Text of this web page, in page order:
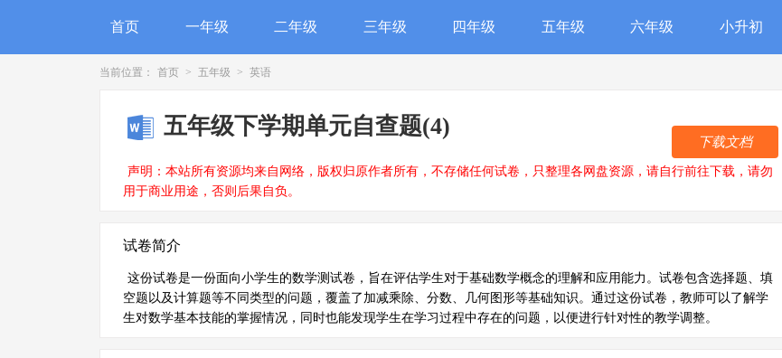
首页 一年级 二年级 三年级 四年级 五年级 六年级 小升初
当前位置： 首页 > 五年级 > 英语
五年级下学期单元自查题(4)
声明：本站所有资源均来自网络，版权归原作者所有，不存储任何试卷，只整理各网盘资源，请自行前往下载，请勿
用于商业用途，否则后果自负。
下载文档
试卷简介
这份试卷是一份面向小学生的数学测试卷，旨在评估学生对于基础数学概念的理解和应用能力。试卷包含选择题、填
空题以及计算题等不同类型的问题，覆盖了加减乘除、分数、几何图形等基础知识。通过这份试卷，教师可以了解学
生对数学基本技能的掌握情况，同时也能发现学生在学习过程中存在的问题，以便进行针对性的教学调整。